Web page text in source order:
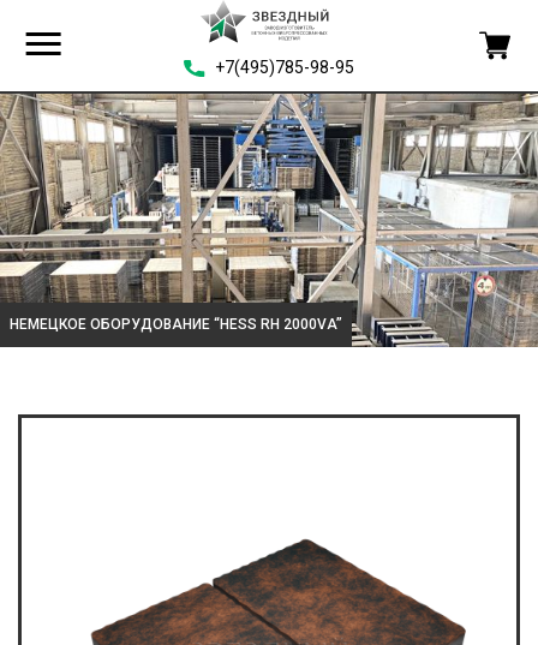
+7(495)785-98-95
НЕМЕЦКОЕ ОБОРУДОВАНИЕ “HESS RH 2000VA”